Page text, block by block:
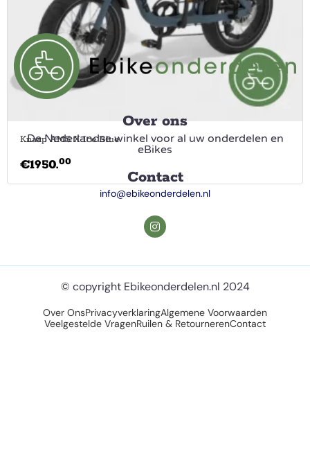
Knaap AMS X Ice Blue
€1950.00
Over ons
De Nederlandse winkel voor al uw onderdelen en
eBikes
Contact
info@ebikeonderdelen.nl
© copyright Ebikeonderdelen.nl 2024
Over OnsPrivacyverklaringAlgemene Voorwaarden
Veelgestelde VragenRuilen & RetournerenContact